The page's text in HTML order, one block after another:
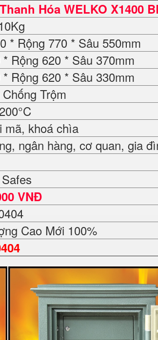
Hóa WELKO X1400
* Rộng 770 * Sâu 550mm
Rộng 620 * Sâu 370mm
Rộng 620 * Sâu 330mm
Trộm
mã, khoá chìa
ngân hàng, cơ quan, gia
VNĐ
Cao Mới 100%